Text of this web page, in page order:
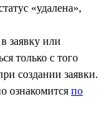
«удалена»,
заявку или
только с того
создании заявки.
ознакомится по